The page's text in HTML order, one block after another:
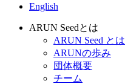
English
ARUN Seedとは
ARUN Seed とは
ARUNの歩み
団体概要
チーム